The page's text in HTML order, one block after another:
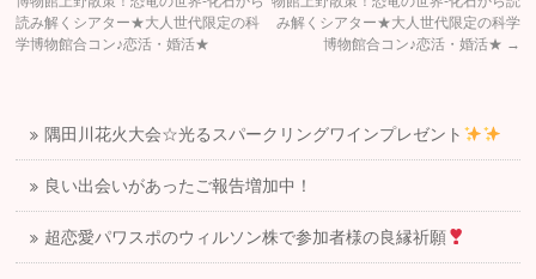
読み解くシアター★大人世代限定の科
学博物館合コン♪恋活・婚活★
み解くシアター★大人世代限定の科学
博物館合コン♪恋活・婚活★ →
隅田川花火大会☆光るスパークリングワインプレゼント
良い出会いがあったご報告増加中！
超恋愛パワスポのウィルソン株で参加者様の良縁祈願